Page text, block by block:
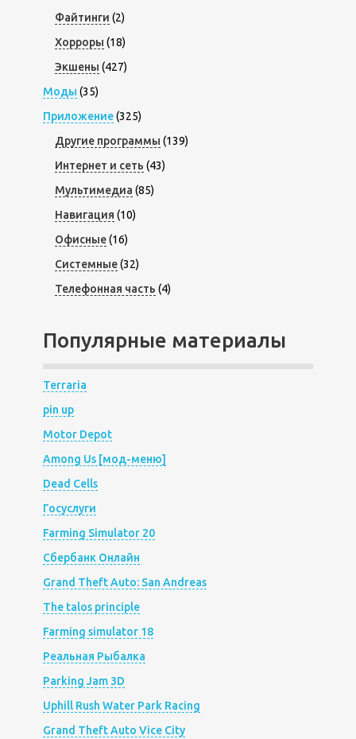
Файтинги (2)
Хорроры (18)
Экшены (427)
Моды (35)
Приложение(325)
Другие программы (139)
Интернет и сеть (43)
Мультимедиа (85)
Навигация (10)
Офисные(16)
Системные(32)
Телефонная часть (4)
Популярные материалы
Terraria
pin up
Motor Depot
Among Us [мод-меню]
Dead Cells
Госуслуги
Farming Simulator 20
Сбербанк Онлайн
Grand Theft Auto: San Andreas
The talos principle
Farming simulator 18
Реальная Рыбалка
Parking Jam 3D
Uphill Rush Water Park Racing
Grand Theft Auto Vice City